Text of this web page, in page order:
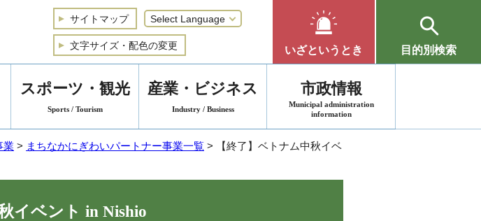
サイトマップ
文字サイズ・配色の変更 いざというとき 目的別検索
スポーツ・観光
Sports / Tourism
産業・ビジネス
Industry / Business
市政情報
Municipal administration
information
業 > まちなかにぎわいパートナー事業一覧 > 【終了】ベトナム中秋イベ
イベント in Nishio